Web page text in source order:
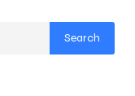
Search